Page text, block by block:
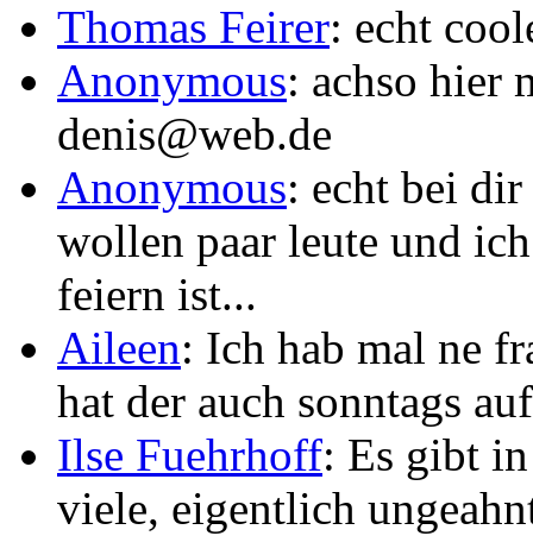
Thomas Feirer: echt
Anonymous: achso hier
denis@web.de
Anonymous: echt bei dir
wollen paar leute und
feiern ist...
Aileen: Ich hab mal ne
hat der auch sonntags
Ilse Fuehrhoff: Es gibt
viele, eigentlich